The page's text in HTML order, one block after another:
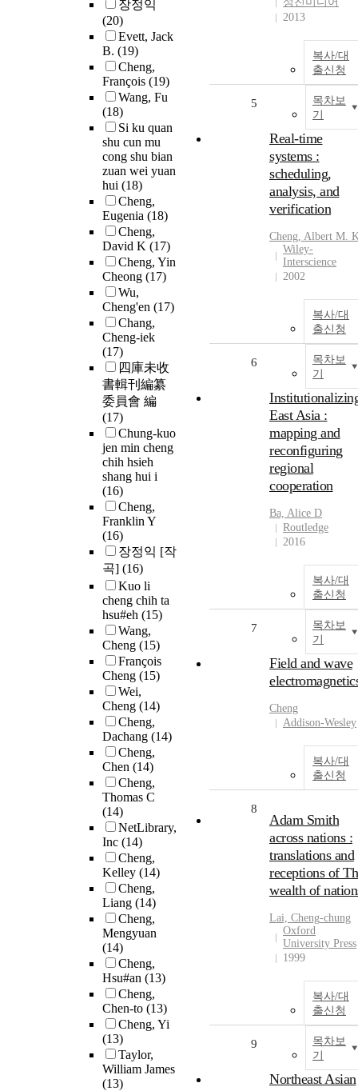
장정익
(20)
Evett, Jack
B. (19)
Cheng,
François (19)
Wang, Fu
(18)
Si ku quan
shu cun mu
cong shu bian
zuan wei yuan
hui (18)
Cheng,
Eugenia (18)
Cheng,
David K (17)
Cheng, Yin
Cheong (17)
Wu,
Cheng'en (17)
Chang,
Cheng-iek
(17)
四庫未收
書輯刊編纂
委員會 編
(17)
Chung-kuo
jen min cheng
chih hsieh
shang hui i
(16)
Cheng,
Franklin Y
(16)
장정익 [작
곡] (16)
Kuo li
cheng chih ta
hsu#eh (15)
Wang,
Cheng (15)
François
Cheng (15)
Wei,
Cheng (14)
Cheng,
Dachang (14)
Cheng,
Chen (14)
Cheng,
Thomas C
(14)
NetLibrary,
Inc (14)
Cheng,
Kelley (14)
Cheng,
Liang (14)
Cheng,
Mengyuan
(14)
Cheng,
Hsu#an (13)
Cheng,
Chen-to (13)
Cheng, Yi
(13)
Taylor,
William James
(13)
2013
복사/대
출신청
목차보
기
5
Real-time
systems :
scheduling,
analysis, and
verification
Cheng, Albert M.
Wiley-
Interscience
2002
복사/대
출신청
목차보
기
6
East Asia :
mapping and
reconfiguring
regional
cooperation
Ba, Alice D
Routledge
2016
복사/대
출신청
목차보
기
7
Field and wave
Cheng
Addison-Wesley
복사/대
출신청
8
Adam Smith
across nations :
translations and
receptions of
wealth of
Lai, Cheng-chung
Oxford
University Press
1999
복사/대
출신청
목차보
기
9
Northeast Asian